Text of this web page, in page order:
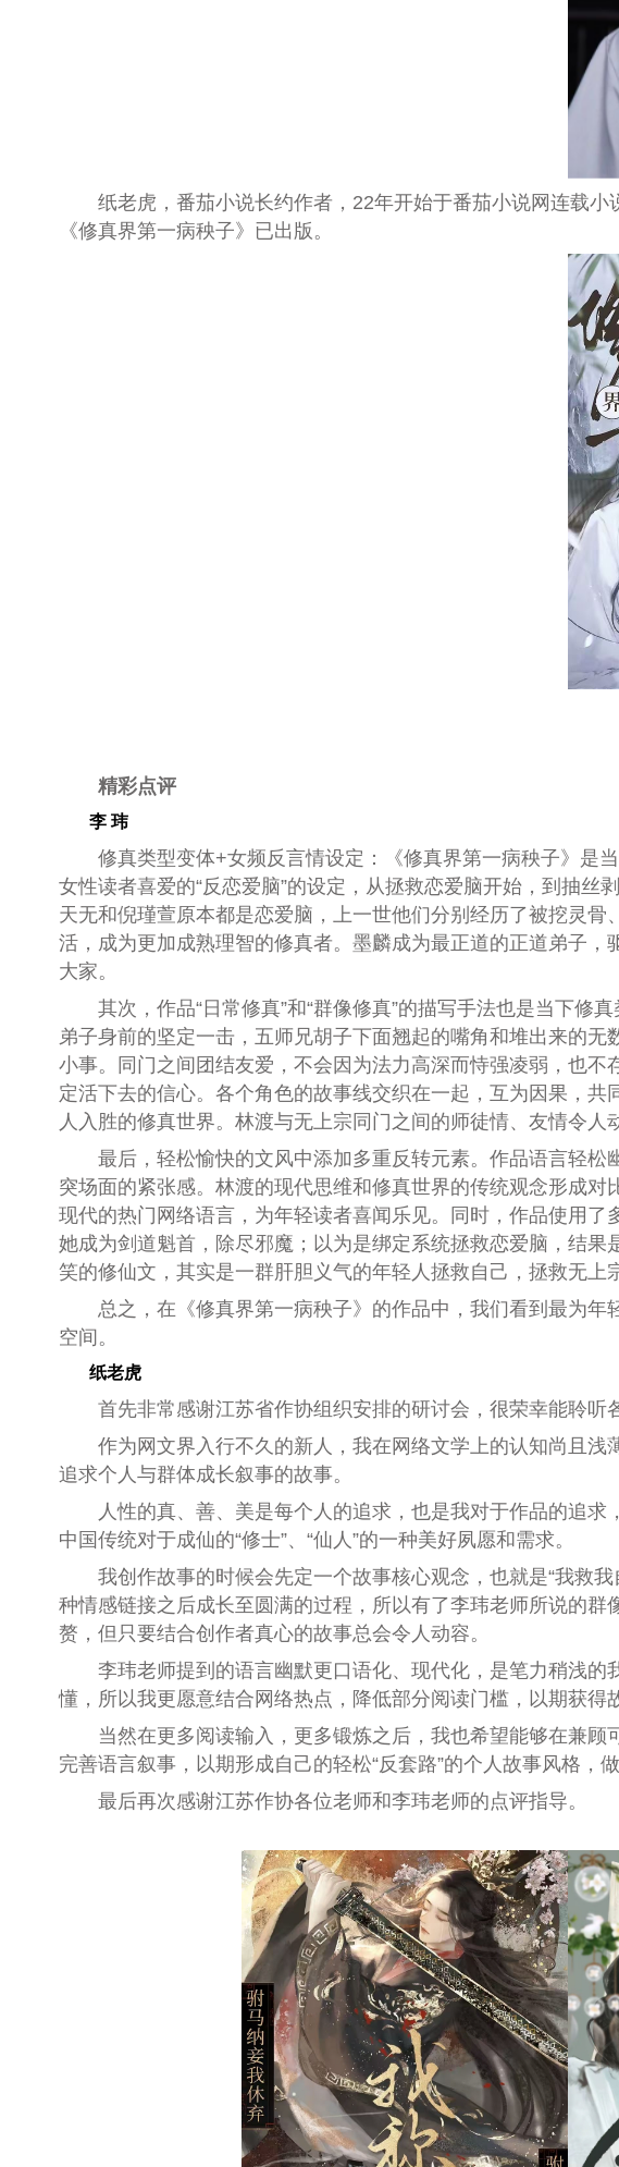
纸老虎 ， 番茄小说长约作者，22年开始于番茄小说网连载
《修真界第一病秧子》已出版。
精彩点评
李 玮
修真类型变体+女频反言情设定：《修真界第一病秧子》是
女性读者喜爱的“反恋爱脑”的设定，从拯救恋爱脑开始，到抽
天无和倪瑾萱原本都是恋爱脑，上一世他们分别经历了被挖灵
活，成为更加成熟理智的修真者。墨麟成为最正道的正道弟子
大家。
其次，作品“日常修真”和“群像修真”的描写手法也是当下
弟子身前的坚定一击，五师兄胡子下面翘起的嘴角和堆出来的
小事。同门之间团结友爱，不会因为法力高深而恃强凌弱，也
定活下去的信心。各个角色的故事线交织在一起，互为因果，
人入胜的修真世界。林渡与无上宗同门之间的师徒情、友情令人
最后，轻松愉快的文风中添加多重反转元素。作品语言轻
突场面的紧张感。林渡的现代思维和修真世界的传统观念形成对
现代的热门网络语言，为年轻读者喜闻乐见。同时，作品使用
她成为剑道魁首，除尽邪魔；以为是绑定系统拯救恋爱脑，结
笑的修仙文，其实是一群肝胆义气的年轻人拯救自己，拯救无上
总之，在《修真界第一病秧子》的作品中，我们看到最为
空间。
纸老虎
首先非常感谢江苏省作协组织安排的研讨会，很荣幸能聆听
作为网文界入行不久的新人，我在网络文学上的认知尚且
追求个人与群体成长叙事的故事。
人性的真、善、美是每个人的追求，也是我对于作品的追
中国传统对于成仙的“修士”、“仙人”的一种美好夙愿和需求。
我创作故事的时候会先定一个故事核心观念，也就是“我救
种情感链接之后成长至圆满的过程，所以有了李玮老师所说的群
赘，但只要结合创作者真心的故事总会令人动容。
李玮老师提到的语言幽默更口语化、现代化，是笔力稍浅
懂，所以我更愿意结合网络热点，降低部分阅读门槛，以期获得
当然在更多阅读输入，更多锻炼之后，我也希望能够在兼
完善语言叙事，以期形成自己的轻松“反套路”的个人故事风格，
最后再次感谢江苏作协各位老师和李玮老师的点评指导。
（